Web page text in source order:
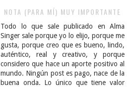
NOTA (PARA MÍ) MUY IMPORTANTE
Todo lo que sale publicado en Alma
Singer sale porque yo lo elijo, porque me
gusta, porque creo que es bueno, lindo,
auténtico, real y creativo, y porque
considero que hace un aporte positivo al
mundo. Ningún post es pago, nace de la
buena onda. Lo único que tiene valor